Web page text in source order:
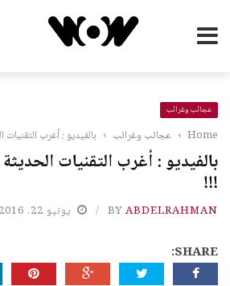
عجائب وغرائب
Home
› عجائب وغرائب › بالفيديو : أغرب
بالفيديو : أغرب التقنيات
!!!
BYABDELRAHMAN يونيو 22, 2016
SHARE: